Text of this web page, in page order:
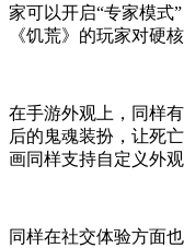
家可以开启“专家模式
《饥荒》的玩家对硬
在手游外观上，同样
后的鬼魂装扮，让死
画同样支持自定义外
同样在社交体验方面